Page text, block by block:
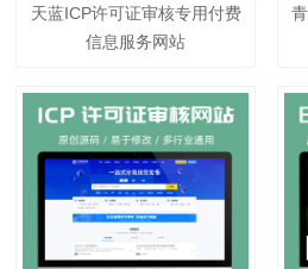
天蓝ICP许可证审核专用付费
信息服务网站